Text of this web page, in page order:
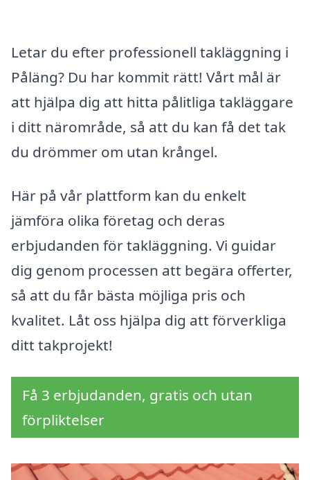
Letar du efter professionell takläggning i
Påläng? Du har kommit rätt! Vårt mål är
att hjälpa dig att hitta pålitliga takläggare
i ditt närområde, så att du kan få det tak
du drömmer om utan krångel.
Här på vår plattform kan du enkelt
jämföra olika företag och deras
erbjudanden för takläggning. Vi guidar
dig genom processen att begära offerter,
så att du får bästa möjliga pris och
kvalitet. Låt oss hjälpa dig att förverkliga
ditt takprojekt!
Få 3 erbjudanden, gratis och utan
förpliktelser